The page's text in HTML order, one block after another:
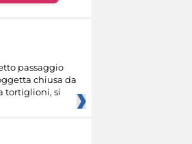
passaggio
chiusa da
tortiglioni, si